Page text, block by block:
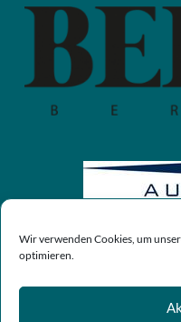
Wir verwenden Cookies, um
optimieren.